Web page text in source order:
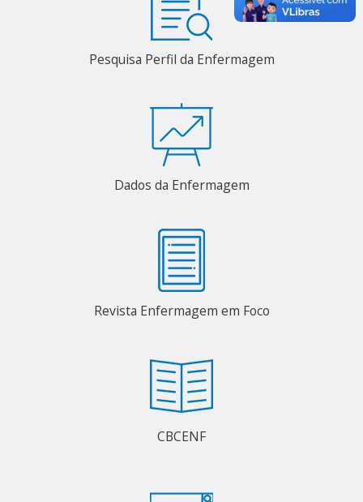
Pesquisa Perfil da Enfermagem
Dados da Enfermagem
Revista Enfermagem em Foco
CBCENF